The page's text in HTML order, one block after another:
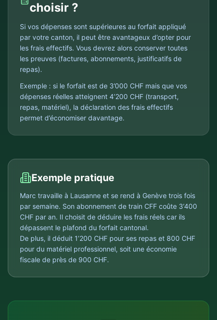
choisir ?
Si vos dépenses sont supérieures au forfait appliqué
par votre canton, il peut être avantageux d’opter pour
les frais effectifs. Vous devrez alors conserver toutes
les preuves (factures, abonnements, justificatifs de
repas).
Exemple : si le forfait est de 3’000 CHF mais que vos
dépenses réelles atteignent 4’200 CHF (transport,
repas, matériel), la déclaration des frais effectifs
permet d’économiser davantage.
Exemple pratique
Marc travaille à Lausanne et se rend à Genève trois fois
par semaine. Son abonnement de train CFF coûte 3’400
CHF par an. Il choisit de déduire les frais réels car ils
dépassent le plafond du forfait cantonal.
De plus, il déduit 1’200 CHF pour ses repas et 800 CHF
pour du matériel professionnel, soit une économie
fiscale de près de 900 CHF.